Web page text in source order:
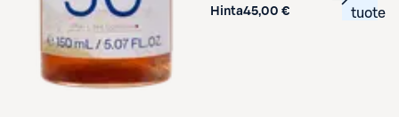
Hinta45,00 €
tuote